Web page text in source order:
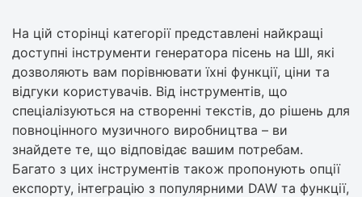
На цій сторінці категорії представлені найкращі
доступні інструменти генератора пісень на ШІ, які
дозволяють вам порівнювати їхні функції, ціни та
відгуки користувачів. Від інструментів, що
спеціалізуються на створенні текстів, до рішень для
повноцінного музичного виробництва – ви
знайдете те, що відповідає вашим потребам.
Багато з цих інструментів також пропонують опції
експорту, інтеграцію з популярними DAW та функції,